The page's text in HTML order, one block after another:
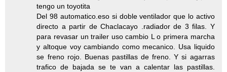
tengo un toyotita
Del 98 automatico.eso si doble ventilador que lo activo
directo a partir de Chaclacayo .radiador de 3 filas. Y
para revasar un trailer uso cambio L o primera marcha
y altoque voy cambiando como mecanico. Usa liquido
se freno rojo. Buenas pastillas de freno. Y si agarras
trafico de bajada se te van a calentar las pastillas.